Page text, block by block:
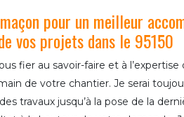
pour un meilleur
vos projets dans le 95150
fier au savoir-faire et à l’expertise
de votre chantier. Je serai
travaux jusqu’à la pose de la